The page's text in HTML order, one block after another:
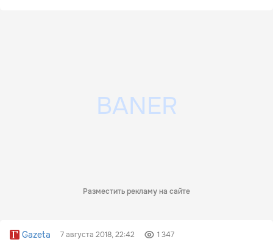
Разместить рекламу на сайте
Gazeta 7 августа 2018, 22:42 1 347